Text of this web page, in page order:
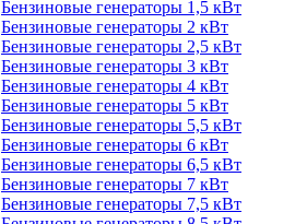
Бензиновые генераторы 1,5 кВт
Бензиновые генераторы 2 кВт
Бензиновые генераторы 2,5 кВт
Бензиновые генераторы 3 кВт
Бензиновые генераторы 4 кВт
Бензиновые генераторы 5 кВт
Бензиновые генераторы 5,5 кВт
Бензиновые генераторы 6 кВт
Бензиновые генераторы 6,5 кВт
Бензиновые генераторы 7 кВт
Бензиновые генераторы 7,5 кВт